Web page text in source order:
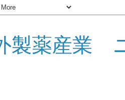
製薬産業